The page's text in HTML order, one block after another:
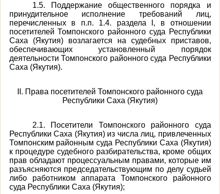
1.5. Поддержание общественного порядка и
принудительное исполнение требований лиц,
перечисленных в п.п. 1.4. раздела I, в отношении
посетителей Томпонского районного суда Республики
Саха (Якутия) возлагается на судебных приставов,
обеспечивающих установленный порядок
деятельности Томпонского районного суда Республики
Саха (Якутия).
II. Права посетителей Томпонского районного суда
Республики Саха (Якутия)
2.1. Посетители Томпонского районного суда
Республики Саха (Якутия) из числа лиц, привлеченных
Томпонским районным суда Республики Саха (Якутия)
к процедуре судебного разбирательства, кроме общих
прав обладают процессуальным правами, которые им
разъясняются председательствующим по делу судьей
либо работником аппарата Томпонского районного
суда Республики Саха (Якутия);